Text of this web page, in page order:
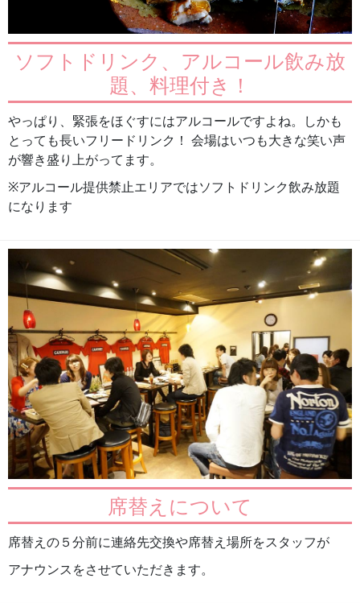
ソフトドリンク、アルコール飲み放
題、料理付き！
やっぱり、緊張をほぐすにはアルコールですよね。しかも
とっても長いフリードリンク！ 会場はいつも大きな笑い声
が響き盛り上がってます。
※アルコール提供禁止エリアではソフトドリンク飲み放題
になります
席替えについて
席替えの５分前に連絡先交換や席替え場所をスタッフが
アナウンスをさせていただきます。